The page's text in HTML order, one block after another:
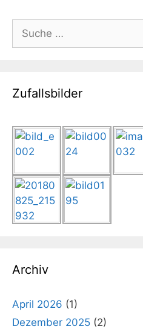
nach:
Zufallsbilder
Archiv
April 2026 (1)
Dezember 2025 (2)